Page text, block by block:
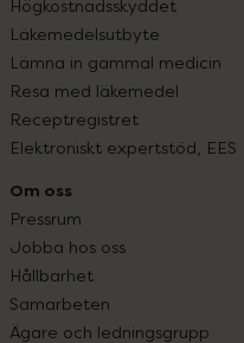
Högkostnadsskyddet
Läkemedelsutbyte
Lämna in gammal medicin
Resa med läkemedel
Receptregistret
Elektroniskt expertstöd, EES
Om oss
Pressrum
Jobba hos oss
Hållbarhet
Samarbeten
Ägare och ledningsgrupp